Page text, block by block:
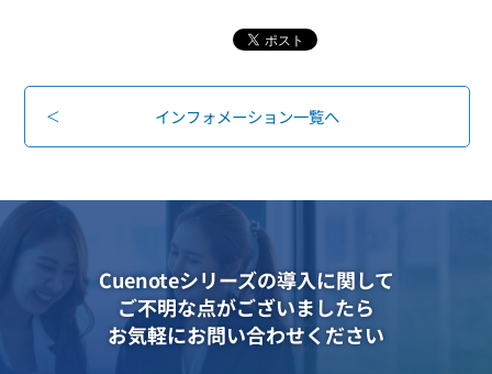
SNSプロモーション支援事業
デジタルマーケティング
インフォメーション一覧へ
Cuenoteシリーズの導入に関して
ご不明な点がございましたら
お気軽にお問い合わせください